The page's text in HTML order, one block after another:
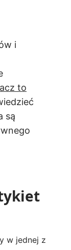
i
to
są
w jednej z